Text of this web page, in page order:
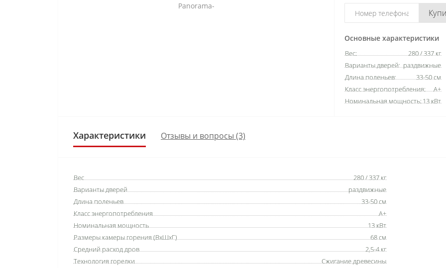
Основные характеристики
Вес:
280 / 337 кг
Варианты дверей: раздвижные
Длина поленьев:
33-50 см
Класс энергопотребления:
А+
Номинальная мощность:13 кВт
Характеристики Отзывы и вопросы (3)
Вес
280 / 337 кг
Варианты дверей
раздвижные
Длина поленьев
33-50 см
Класс энергопотребления
А+
Номинальная мощность
13 кВт
Размеры камеры горения (ВхШхГ)
68 см
Средний расход дров
2,5-4 кг
Технология горелки
Сжигание древесины